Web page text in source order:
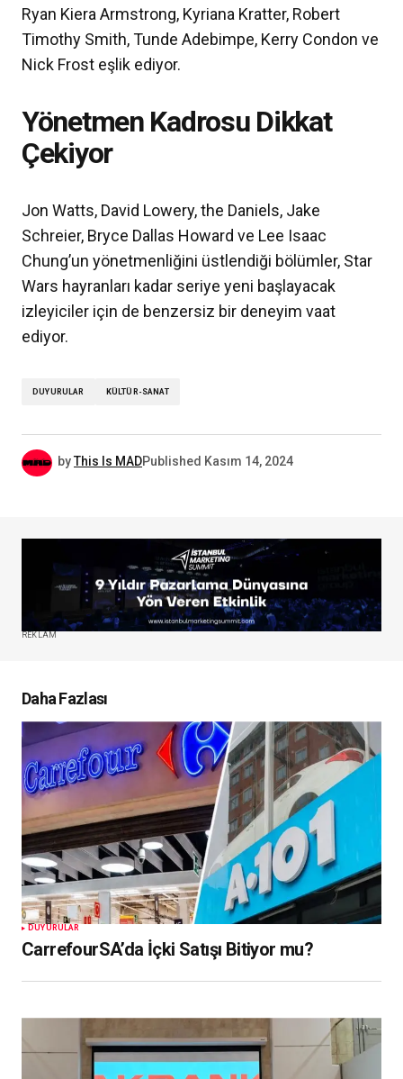
Ryan Kiera Armstrong, Kyriana Kratter, Robert
Timothy Smith, Tunde Adebimpe, Kerry Condon ve
Nick Frost eşlik ediyor.
Yönetmen Kadrosu Dikkat
Çekiyor
Jon Watts, David Lowery, the Daniels, Jake
Schreier, Bryce Dallas Howard ve Lee Isaac
Chung’un yönetmenliğini üstlendiği bölümler, Star
Wars hayranları kadar seriye yeni başlayacak
izleyiciler için de benzersiz bir deneyim vaat
ediyor.
DUYURULAR KÜLTÜR-SANAT
byThis Is MADPublished Kasım 14, 2024
REKLAM
Daha Fazlası
DUYURULAR
CarrefourSA’da İçki Satışı Bitiyor mu?